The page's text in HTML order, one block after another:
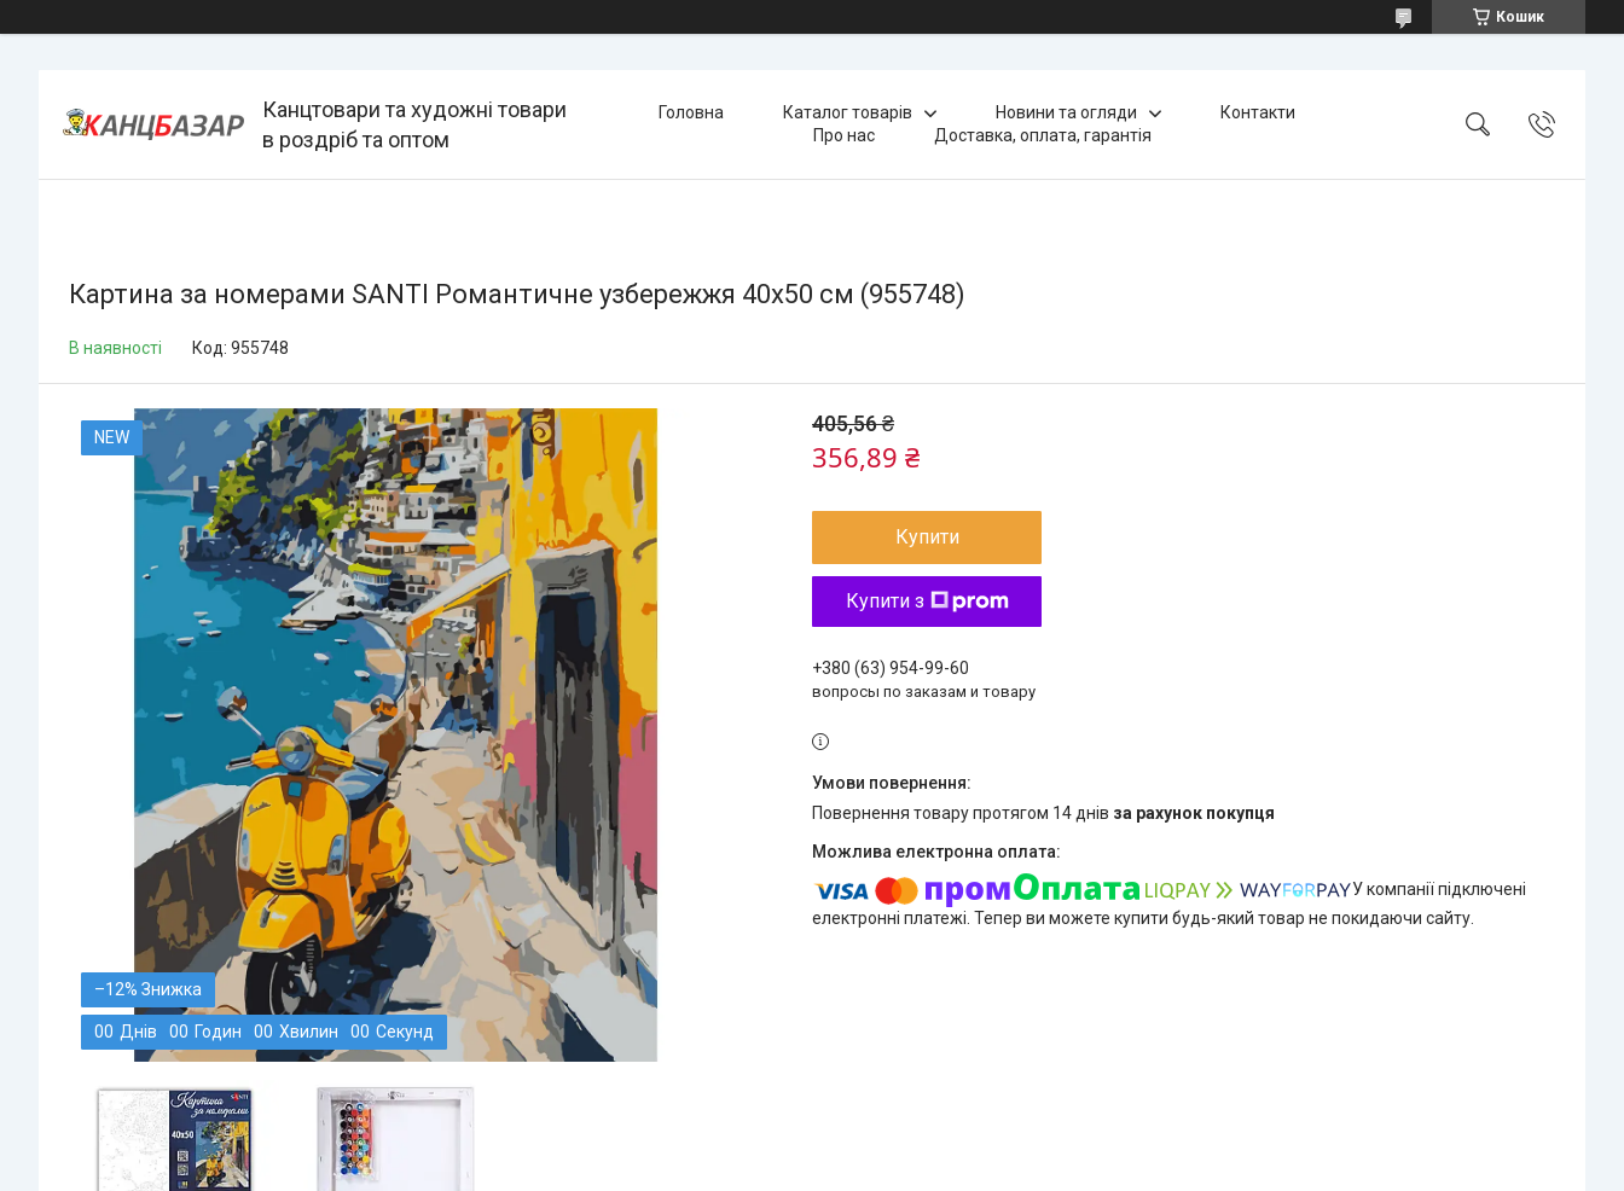
Кошик
Канцтовари та художні товари
в роздріб та оптом
Головна Каталог товарів Новини та огляди
Контакти
Про нас
Доставка, оплата, гарантія
Картина за номерами SANTI Романтичне узбережжя 40х50 см (955748)
В наявності Код: 955748
NEW
–12%
00 Днів 00 Годин 00 Хвилин 00 Секунд
405,56 ₴
356,89 ₴
Купити
Купити з
+380 (63) 954-99-60
вопросы по заказам и товару
повернення товару протягом 14 днів за рахунок покупця
У компанії підключені
електронні платежі. Тепер ви можете купити будь-який товар не покидаючи сайту.